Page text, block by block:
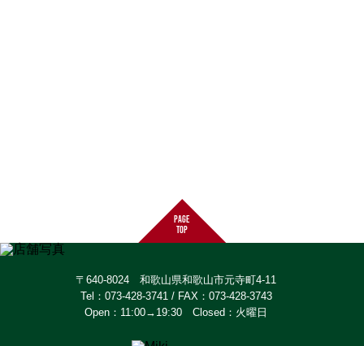
page
top
〒640-8024 和歌山県和歌山市元寺町4-11
Tel：073-428-3741 / FAX：073-428-3743
Open：11:00→19:30 Closed：火曜日